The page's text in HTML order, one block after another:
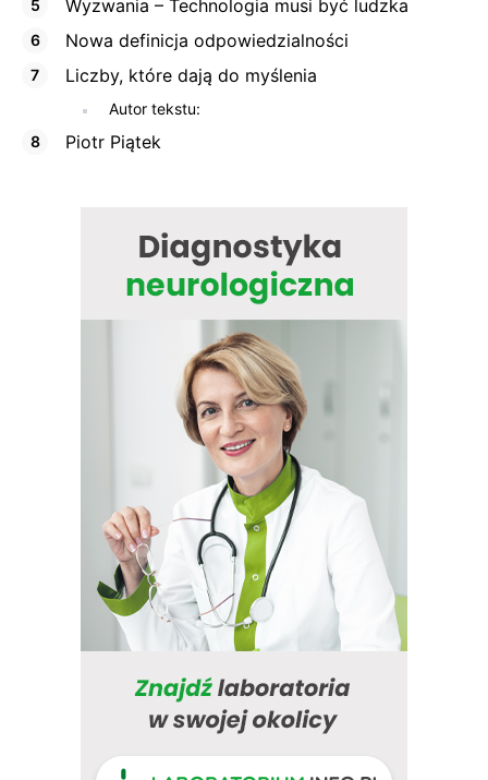
Wyzwania – Technologia musi być ludzka
Nowa definicja odpowiedzialności
Liczby, które dają do myślenia
Autor tekstu:
Piotr Piątek